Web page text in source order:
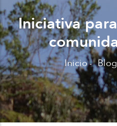
Iniciativa
enlaces
de
ayuda
Inicio - Blog